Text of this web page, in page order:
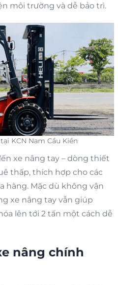
môi trường và dễ bảo trì.
KCN Nam Cầu Kiền
xe nâng tay – dòng thiết
thấp, thích hợp cho các
hàng. Mặc dù không vận
xe nâng tay vẫn giúp
lên tới 2 tấn một cách dễ
nâng chính